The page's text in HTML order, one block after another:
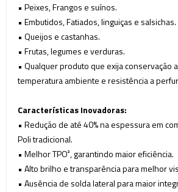
• Peixes, Frangos e suínos.
• Embutidos, Fatiados, linguiças e salsichas.
• Queijos e castanhas.
• Frutas, legumes e verduras.
• Qualquer produto que exija conservação
temperatura ambiente e resistência a
Características Inovadoras:
• Redução de até 40% na espessura em
Poli tradicional.
• Melhor TPO², garantindo maior eficiência.
• Alto brilho e transparência para melhor
• Ausência de solda lateral para maior